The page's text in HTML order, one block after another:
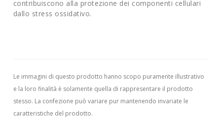
contribuiscono alla protezione dei componenti cellulari
dallo stress ossidativo.
Le immagini di questo prodotto hanno scopo puramente illustrativo
e la loro finalità è solamente quella di rappresentare il prodotto
stesso. La confezione può variare pur mantenendo invariate le
caratteristiche del prodotto.